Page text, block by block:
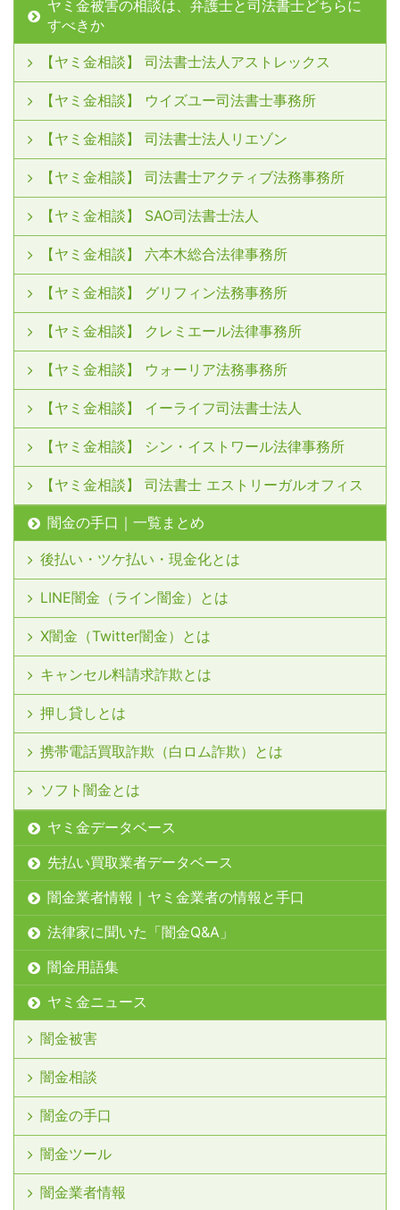
ヤミ金被害の相談は、弁護士と司法書士どちらに
すべきか
【ヤミ金相談】 司法書士法人アストレックス
【ヤミ金相談】 ウイズユー司法書士事務所
【ヤミ金相談】 司法書士法人リエゾン
【ヤミ金相談】 司法書士アクティブ法務事務所
【ヤミ金相談】 SAO司法書士法人
【ヤミ金相談】 六本木総合法律事務所
【ヤミ金相談】 グリフィン法務事務所
【ヤミ金相談】 クレミエール法律事務所
【ヤミ金相談】 ウォーリア法務事務所
【ヤミ金相談】 イーライフ司法書士法人
【ヤミ金相談】 シン・イストワール法律事務所
【ヤミ金相談】 司法書士 エストリーガルオフィス
闇金の手口｜一覧まとめ
後払い・ツケ払い・現金化とは
LINE闇金（ライン闇金）とは
X闇金（Twitter闇金）とは
キャンセル料請求詐欺とは
押し貸しとは
携帯電話買取詐欺（白ロム詐欺）とは
ソフト闇金とは
ヤミ金データベース
先払い買取業者データベース
闇金業者情報｜ヤミ金業者の情報と手口
法律家に聞いた「闇金Q&A」
闇金用語集
ヤミ金ニュース
闇金被害
闇金相談
闇金の手口
闇金ツール
闇金業者情報